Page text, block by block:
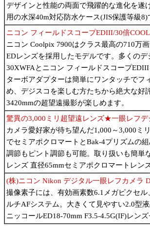
デザインと性能の両面で飛躍的な進化を
用の水深40m対応防水ケース(JIS保護等級
ニコン フィールドスコープEDIII/30倍
ニコン Coolpix 7900はクラス最高の710万
EDレンズを採用したモデルです。多くの
30XWFAとニコン フィールドスコープ
ターボアダプターは簡単にワンタッチで
め、デジスコを楽しむ方たちから絶大な好
3420mmの超望遠撮影が楽しめます。
驚異の3,000ミリ超望遠レンズ★一眼レフ
カメラ愛好家が待ち望んだ1,000～3,000ミ
でセミアポクロマートとBak-4プリズムの
調節もピント調節も可能。取り扱いも簡単
レンズ 直径65mmセミアポクロマートレン
(株)ニコン Nikon デジタル一眼レフカメラ
撮像素子には、有効画素数6.1メガピクセ
ルチAFシステム。大きくて見やすい2.0型
ニッコールED18-70mm F3.5-4.5G(IF)レンズ